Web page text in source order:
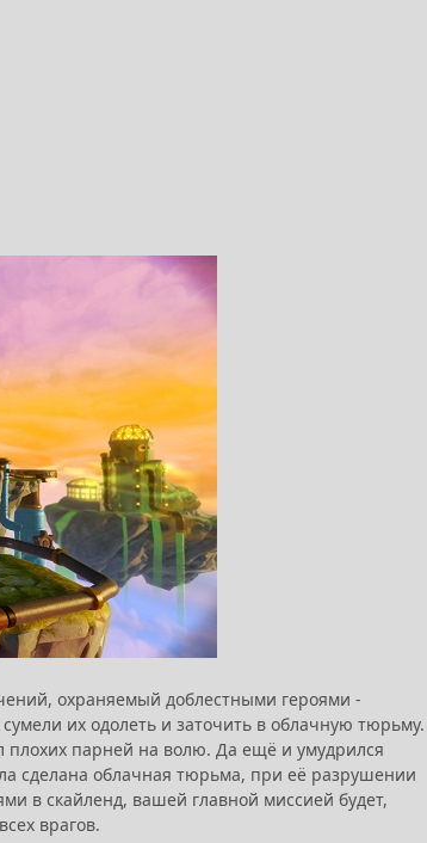
охраняемый доблестными героями -
их одолеть и заточить в облачную
плохих парней на волю. Да ещё и умудрился
сделана облачная тюрьма, при её разрушении
в скайленд, вашей главной миссией будет,
врагов.